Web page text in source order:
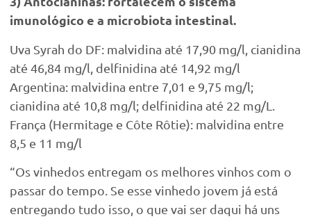
imunológico e a microbiota intestinal.
Uva Syrah do DF: malvidina até 17,90 mg/l, cianidina
até 46,84 mg/l, delfinidina até 14,92 mg/l
Argentina: malvidina entre 7,01 e 9,75 mg/l;
cianidina até 10,8 mg/l; delfinidina até 22 mg/L.
França (Hermitage e Côte Rôtie): malvidina entre
8,5 e 11 mg/l
“Os vinhedos entregam os melhores vinhos com o
passar do tempo. Se esse vinhedo jovem já está
entregando tudo isso, o que vai ser daqui há uns